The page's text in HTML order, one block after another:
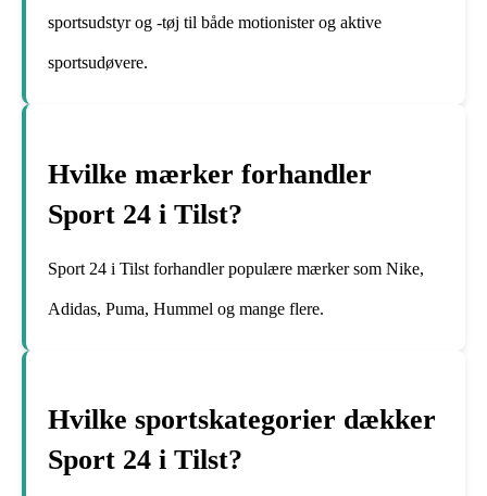
sportsudstyr og -tøj til både motionister og aktive
sportsudøvere.
Hvilke mærker forhandler
Sport 24 i Tilst?
Sport 24 i Tilst forhandler populære mærker som Nike,
Adidas, Puma, Hummel og mange flere.
Hvilke sportskategorier dækker
Sport 24 i Tilst?